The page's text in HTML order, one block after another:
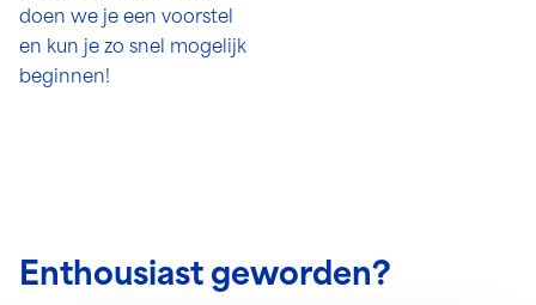
doen we je een voorstel
en kun je zo snel mogelijk
beginnen!
Enthousiast geworden?